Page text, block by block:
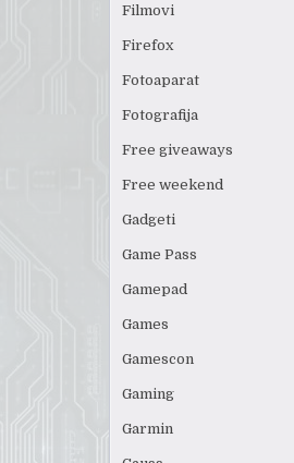
Filmovi
Firefox
Fotoaparat
Fotografija
Free giveaways
Free weekend
Gadgeti
Game Pass
Gamepad
Games
Gamescon
Gaming
Garmin